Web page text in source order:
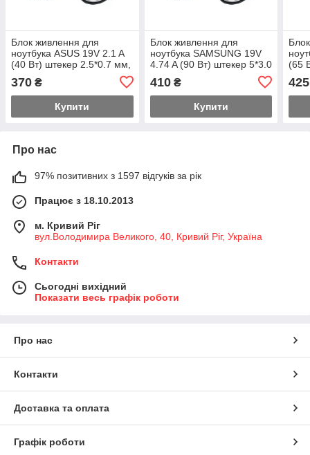
Блок живлення для
ноутбука ASUS 19V 2.1 A
(40 Вт) штекер 2.5*0.7 мм,
живлення
370 ₴
Купити
Блок живлення для
ноутбука SAMSUNG 19V
4.74 A (90 Вт) штекер 5*3.0
кабель питанмя
410₴
Купити
(65
425
Про нас
97% позитивних з 1597 відгуків за рік
Працює з 18.10.2013
м. Кривий Ріг
вул.Володимира Великого, 40, Кривий Ріг, Україна
Контакти
Сьогодні вихідний
Показати весь графік роботи
Про нас
Контакти
Доставка та оплата
Графік роботи